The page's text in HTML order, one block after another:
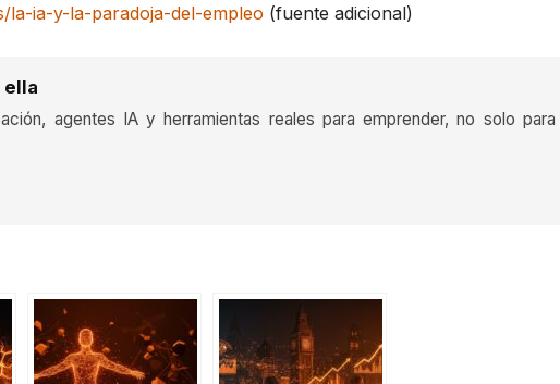
la-ia-y-la-paradoja-del-empleo (fuente adicional)
ella
agentes IA y herramientas reales para emprender, no solo para